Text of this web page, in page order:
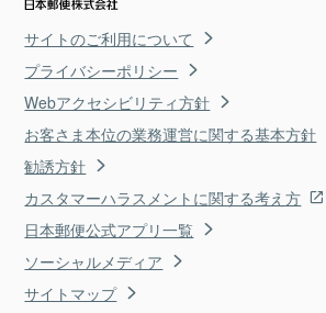
サイトのご利用について
プライバシーポリシー
Webアクセシビリティ方針
お客さま本位の業務運営に関する基本方針
勧誘方針
カスタマーハラスメントに関する考え方
日本郵便公式アプリ一覧
ソーシャルメディア
サイトマップ